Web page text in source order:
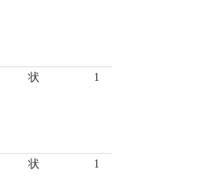
状 1
状 1